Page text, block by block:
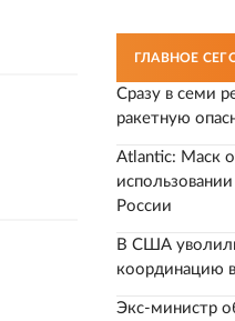
ГЛАВНОЕ
Сразу в семи
ракетную
Atlantic: Маск
России
В США уволили
координацию
Экс-министр